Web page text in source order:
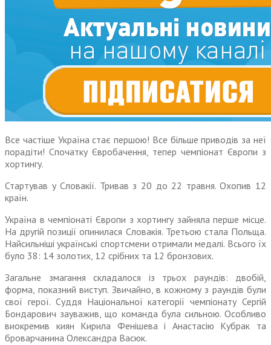
Все частіше Україна стає першою! Все більше приводів за неї
порадіти! Спочатку Євробачення, тепер чемпіонат Європи з
хортингу.
Стартував у Словакії. Тривав з 20 до 22 травня. Охопив 12
країн.
Україна в чемпіонаті Європи з хортингу зайняла перше місце.
На другій позиції опинилася Словакія. Третьою стала Польща.
Найсильніші українські спортсмени отримали медалі. Всього їх
було 38: 14 золотих, 12 срібних та 12 бронзових.
Загальне змагання складалося із трьох раундів: двобій,
форма, показний виступ. Звичайно, в кожному з раундів були
свої герої. Суддя Національної категорії чемпіонату Сергій
Бондарович зауважив, що команда була сильною. Особливо
виокремив киян Кирила Фенішева і Анастасію Кубрак та
броварчанина Олександра Васюк.